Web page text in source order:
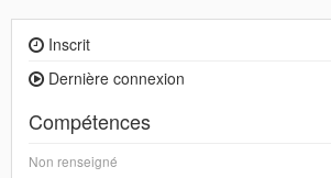
Inscrit
Dernière connexion
Compétences
Non renseigné